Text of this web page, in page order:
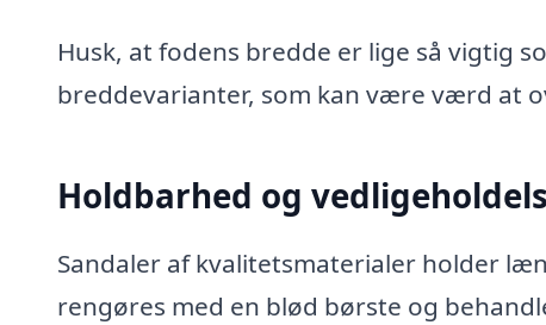
Husk, at fodens bredde er lige så vigtig
breddevarianter, som kan være værd at
Holdbarhed og
Sandaler af kvalitetsmaterialer holder
rengøres med en blød børste og